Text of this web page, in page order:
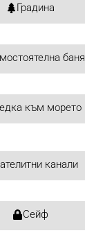
към морето
баня
Градина
Сейф
канали